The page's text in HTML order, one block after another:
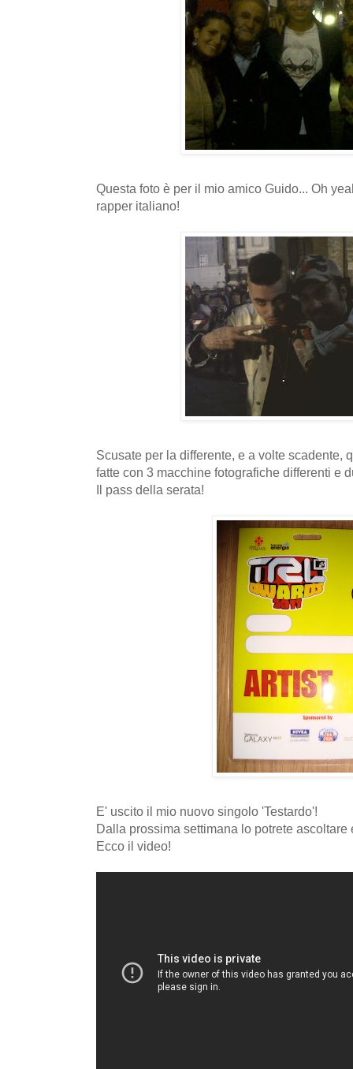
Questa foto è per il mio amico Guido... Oh
rapper italiano!
Scusate per la differente, e a volte scadente,
fatte con 3 macchine fotografiche differenti e
Il pass della serata!
E' uscito il mio nuovo singolo 'Testardo'!
Dalla prossima settimana lo potrete ascoltare
Ecco il video!